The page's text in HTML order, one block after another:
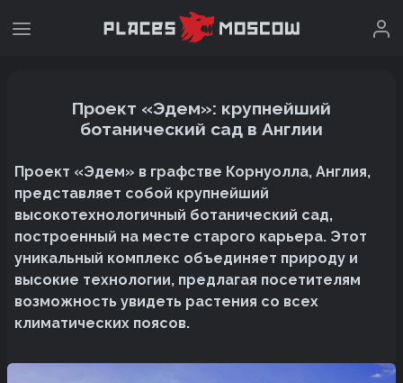
Проект «Эдем»: крупнейший
ботанический сад в Англии
Проект «Эдем» в графстве Корнуолла, Англия,
представляет собой крупнейший
высокотехнологичный ботанический сад,
построенный на месте старого карьера. Этот
уникальный комплекс объединяет природу и
высокие технологии, предлагая посетителям
возможность увидеть растения со всех
климатических поясов.